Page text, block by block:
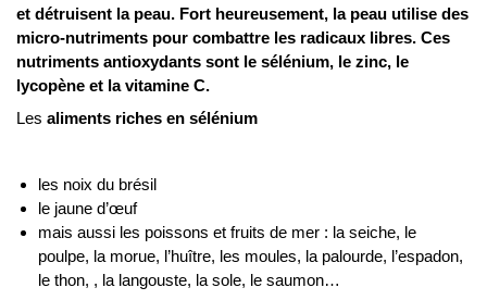
et détruisent la peau. Fort heureusement, la peau utilise des
micro-nutriments pour combattre les radicaux libres. Ces
nutriments antioxydants sont le sélénium, le zinc, le
lycopène et la vitamine C.
Les aliments riches en sélénium
les noix du brésil
le jaune d’œuf
mais aussi les poissons et fruits de mer : la seiche, le
poulpe, la morue, l’huître, les moules, la palourde, l’espadon,
le thon, , la langouste, la sole, le saumon…